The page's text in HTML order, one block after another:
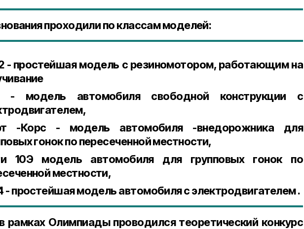
проходили по классам моделей:
- простейшая модель с резиномотором, работающим на
- модель автомобиля свободной конструкции с
-Корс - модель автомобиля -внедорожника для
гонок по пересеченной местности,
10Э модель автомобиля для групповых гонок по
местности,
- простейшая модель автомобиля с электродвигателем .
рамках Олимпиады проводился теоретический конкурс